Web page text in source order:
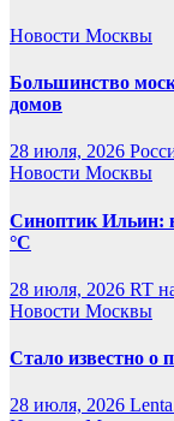
Новости Москвы
Большинство
домов
28 июля, 2026
Новости Москвы
Синоптик Ильин:
°C
28 июля, 2026 RT
Новости Москвы
Стало известно о
28 июля, 2026